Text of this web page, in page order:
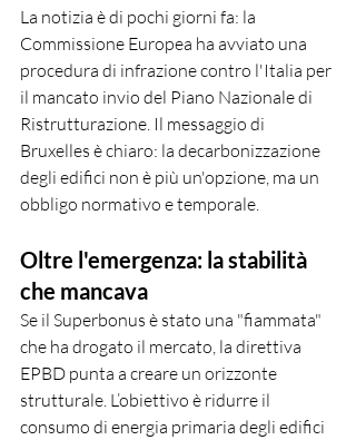
La notizia è di pochi giorni fa: la
Commissione Europea ha avviato una
procedura di infrazione contro l'Italia per
il mancato invio del Piano Nazionale di
Ristrutturazione. Il messaggio di
Bruxelles è chiaro: la decarbonizzazione
degli edifici non è più un'opzione, ma un
obbligo normativo e temporale.
Oltre l'emergenza: la stabilità
che mancava
Se il Superbonus è stato una "fiammata"
che ha drogato il mercato, la direttiva
EPBD punta a creare un orizzonte
strutturale. L’obiettivo è ridurre il
consumo di energia primaria degli edifici